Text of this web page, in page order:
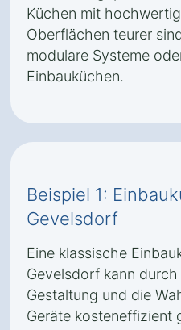
Küchen mit
Oberflächen teurer
modulare Systeme
Einbauküchen.
Beispiel 1:
Gevelsdorf
Eine klassische
Gevelsdorf kann
Gestaltung und die
Geräte kosteneffizient